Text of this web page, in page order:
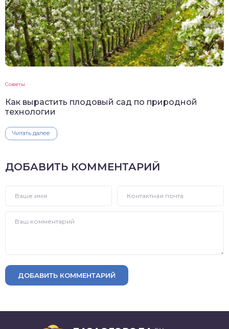
Советы
Как вырастить плодовый сад по природной
технологии
Читать далее
ДОБАВИТЬ КОММЕНТАРИЙ
ДОБАВИТЬ КОММЕНТАРИЙ